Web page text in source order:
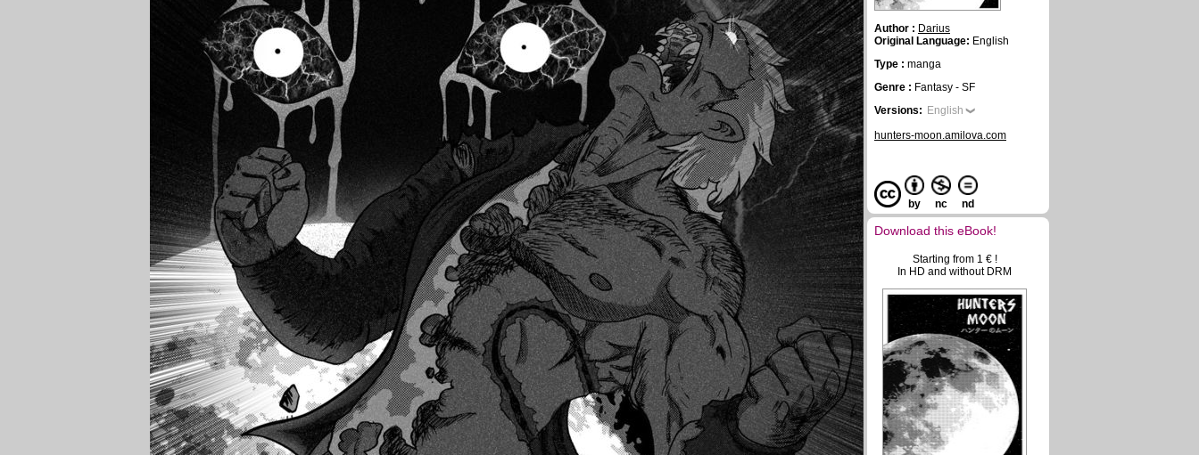
Author : Darius
Original Language: English
Type : manga
Genre : Fantasy - SF
Versions: English
hunters-moon.amilova.com
by nc nd
Download this eBook!
Starting from 1 € !
In HD and without DRM